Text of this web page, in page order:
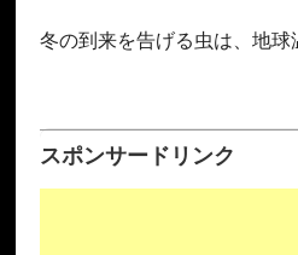
冬の到来を告げる虫は、地
スポンサードリンク